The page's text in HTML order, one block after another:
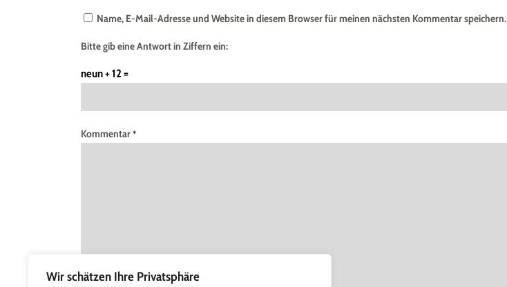
Wir schätzen Ihre Privatsphäre
Name, E-Mail-Adresse und Website in diesem Browser für meinen nächsten Kommentar speichern.
Bitte gib eine Antwort in Ziffern ein:
neun + 12 =
Kommentar*